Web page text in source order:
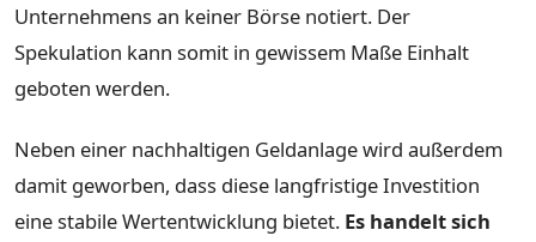
Unternehmens an keiner Börse notiert. Der
Spekulation kann somit in gewissem Maße Einhalt
geboten werden.
Neben einer nachhaltigen Geldanlage wird außerdem
damit geworben, dass diese langfristige Investition
eine stabile Wertentwicklung bietet. Es handelt sich